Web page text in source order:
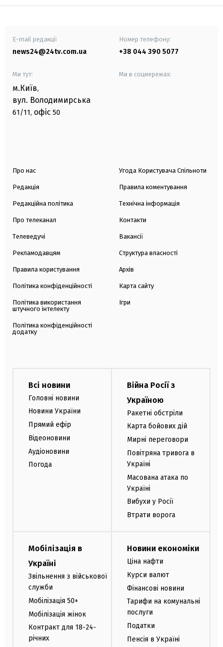
E-mail редакції
news24@24tv.com.ua
Номер телефону:
+38 044 390 5077
Ми тут:
м.Київ,
вул. Володимирська
61/11, офіс 50
Ми в соцмережах:
Про нас
Редакція
Редакційна політика
Про телеканал
Телеведучі
Рекламодавцям
Правила користування
Політика конфіденційності
Політика використання
штучного інтелекту
Політика конфіденційності
додатку
Угода Користувача Спільноти
Правила коментування
Технічна інформація
Контакти
Вакансії
Структура власності
Архів
Карта сайту
Ігри
Всі новини
Головні новини
Новини України
Прямий ефір
Відеоновини
Аудіоновини
Погода
Війна Росії з
Україною
Ракетні обстріли
Карта бойових дій
Мирні переговори
Повітряна тривога в
Україні
Масована атака по
Україні
Вибухи у Росії
Втрати ворога
Мобілізація в
Україні
Звільнення з військової
служби
Мобілізація 50+
Мобілізація жінок
Контракт для 18-24-
річних
Новини економіки
Ціна нафти
Курси валют
Фінансові новини
Тарифи на комунальні
послуги
Податки
Пенсія в Україні